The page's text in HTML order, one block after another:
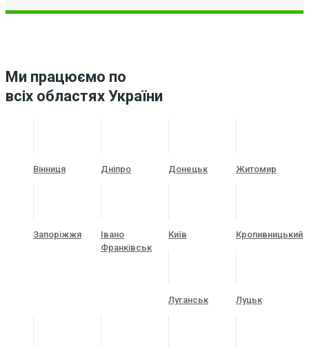
Ми працюємо по
всіх областях України
Вінниця Дніпро Донецьк Житомир
Запоріжжя
Івано
Франківськ
Київ Кропивницький
Луганськ Луцьк